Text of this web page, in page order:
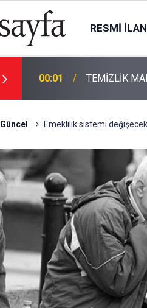
RESMI İLAN
00:01 TEMİZLİK
Güncel Emeklilik sistemi